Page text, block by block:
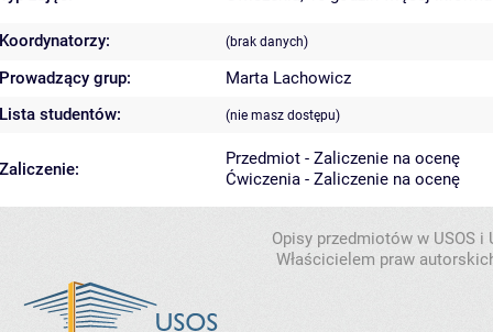
Koordynatorzy: (brak danych)
Prowadzący grup:
Marta Lachowicz
Lista studentów:
(nie masz dostępu)
Zaliczenie:
Przedmiot - Zaliczenie na ocenę
Ćwiczenia - Zaliczenie na ocenę
Opisy przedmiotów w USOS
Właścicielem praw